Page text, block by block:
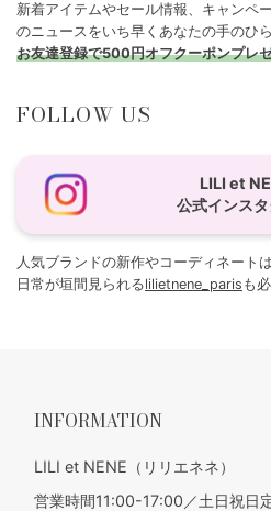
新着アイテムやセール情報、キャンペ
のニュースをいち早くあなたの手のひら
お友達登録で500円オフクーポンプレ
FOLLOW US
LILI et
公式インス
人気ブランドの新作やコーディネート
日常が垣間見られるlilietnene_paris も
INFORMATION
LILI et NENE（リリエネネ）
営業時間11:00-17:00／土日祝日